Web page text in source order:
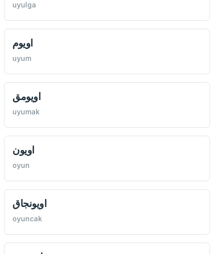
uyulga
اويوم
uyum
اويومق
uyumak
اويون
oyun
اويونجاق
oyuncak